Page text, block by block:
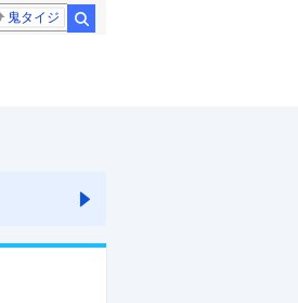
鬼タイジ